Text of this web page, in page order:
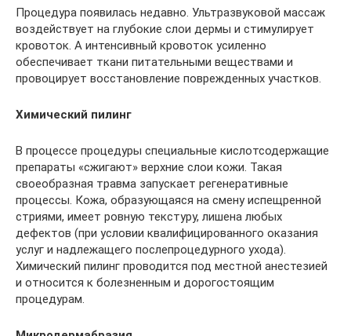
Процедура появилась недавно. Ультразвуковой массаж
воздействует на глубокие слои дермы и стимулирует
кровоток. А интенсивный кровоток усиленно
обеспечивает ткани питательными веществами и
провоцирует восстановление поврежденных участков.
Химический пилинг
В процессе процедуры специальные кислотсодержащие
препараты «сжигают» верхние слои кожи. Такая
своеобразная травма запускает регенеративные
процессы. Кожа, образующаяся на смену испещренной
стриями, имеет ровную текстуру, лишена любых
дефектов (при условии квалифицированного оказания
услуг и надлежащего послепроцедурного ухода).
Химический пилинг проводится под местной анестезией
и относится к болезненным и дорогостоящим
процедурам.